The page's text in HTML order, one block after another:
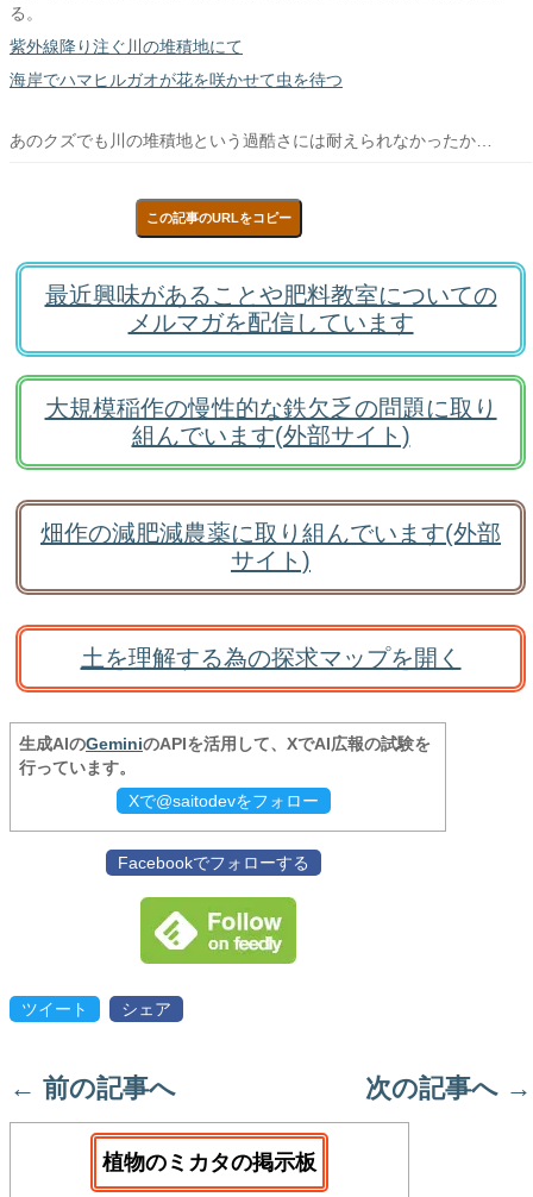
る。
紫外線降り注ぐ川の堆積地にて
海岸でハマヒルガオが花を咲かせて虫を待つ
あのクズでも川の堆積地という過酷さには耐えられなかったか…
この記事のURLをコピー
最近興味があることや肥料教室についての
メルマガを配信しています
大規模稲作の慢性的な鉄欠乏の問題に取り
組んでいます(外部サイト)
畑作の減肥減農薬に取り組んでいます(外部
サイト)
土を理解する為の探求マップを開く
生成AIのGeminiのAPIを活用して、XでAI広報の試験を
行っています。
Xで@saitodevをフォロー
Facebookでフォローする
ツイート シェア
← 前の記事へ 次の記事へ →
植物のミカタの掲示板